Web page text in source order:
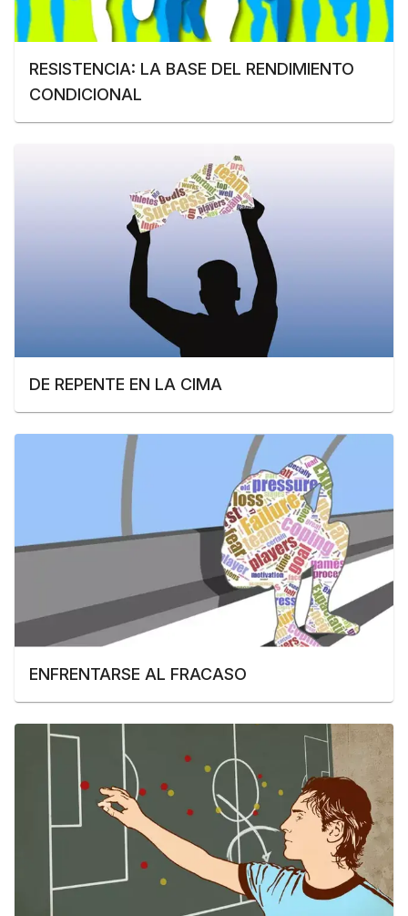
RESISTENCIA: LA BASE DEL RENDIMIENTO
CONDICIONAL
DE REPENTE EN LA CIMA
ENFRENTARSE AL FRACASO